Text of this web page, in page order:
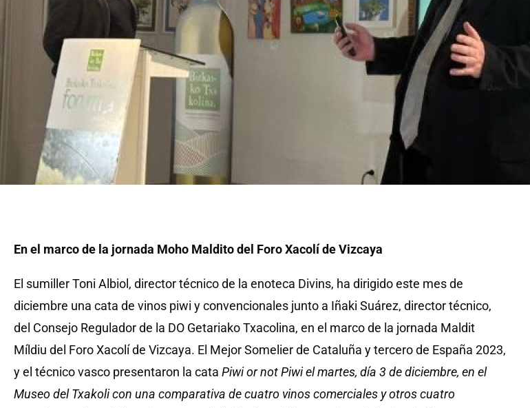
En el marco de la jornada Moho Maldito del Foro Xacolí de Vizcaya
El sumiller Toni Albiol, director técnico de la enoteca Divins, ha dirigido este mes de
diciembre una cata de vinos piwi y convencionales junto a Iñaki Suárez, director técnico,
del Consejo Regulador de la DO Getariako Txacolina, en el marco de la jornada Maldit
Míldiu del Foro Xacolí de Vizcaya. El Mejor Somelier de Cataluña y tercero de España 2023,
y el técnico vasco presentaron la cata Piwi or not Piwi el martes, día 3 de diciembre, en el
Museo del Txakoli con una comparativa de cuatro vinos comerciales y otros cuatro